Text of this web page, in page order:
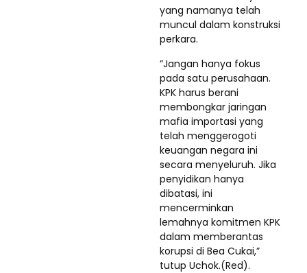
yang namanya telah
muncul dalam konstruksi
perkara.
​”Jangan hanya fokus
pada satu perusahaan.
KPK harus berani
membongkar jaringan
mafia importasi yang
telah menggerogoti
keuangan negara ini
secara menyeluruh. Jika
penyidikan hanya
dibatasi, ini
mencerminkan
lemahnya komitmen KPK
dalam memberantas
korupsi di Bea Cukai,”
tutup Uchok.(Red).